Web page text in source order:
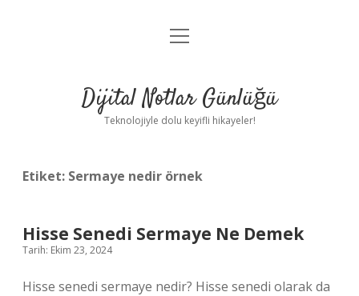
Anasayfa
Yasal Uyarı
menüyü
Dijital Notlar Günlüğü
Teknolojiyle dolu keyifli hikayeler!
Etiket: Sermaye nedir örnek
Hisse Senedi Sermaye Ne Demek
Tarih: Ekim 23, 2024
Hisse senedi sermaye nedir? Hisse senedi olarak da